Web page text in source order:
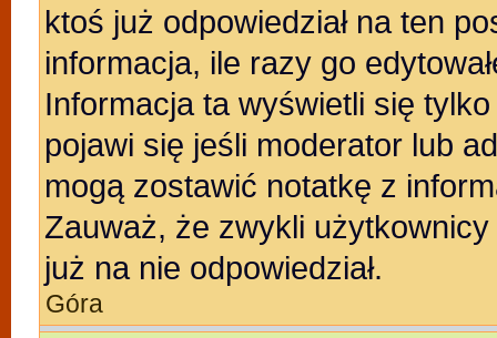
ktoś już odpowiedział na ten
informacja, ile razy go
Informacja ta wyświetli się
pojawi się jeśli moderator lub
mogą zostawić notatkę z
Zauważ, że zwykli
już na nie odpowiedział.
Góra